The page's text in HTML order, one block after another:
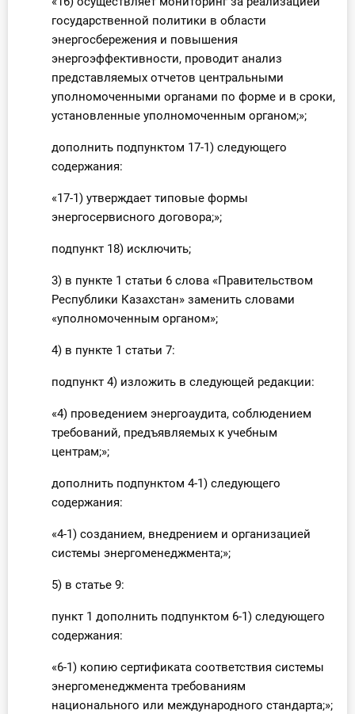
государственной политики в области
энергосбережения и повышения
энергоэффективности, проводит анализ
представляемых отчетов центральными
уполномоченными органами по форме и в сроки,
установленные уполномоченным органом;»;
дополнить подпунктом 17-1) следующего
содержания:
«17-1) утверждает типовые формы
энергосервисного договора;»;
подпункт 18) исключить;
3) в пункте 1 статьи 6 слова «Правительством
Республики Казахстан» заменить словами
«уполномоченным органом»;
4) в пункте 1 статьи 7:
подпункт 4) изложить в следующей редакции:
«4) проведением энергоаудита, соблюдением
требований, предъявляемых к учебным
центрам;»;
дополнить подпунктом 4-1) следующего
содержания:
«4-1) созданием, внедрением и организацией
системы энергоменеджмента;»;
5) в статье 9:
пункт 1 дополнить подпунктом 6-1) следующего
содержания:
«6-1) копию сертификата соответствия системы
энергоменеджмента требованиям
национального или международного стандарта;»;